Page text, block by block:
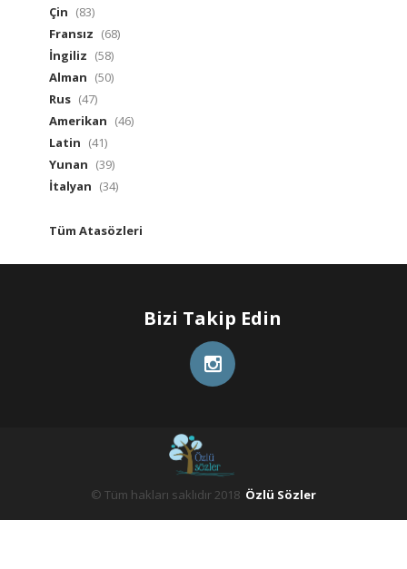
Çin (83)
Fransız (68)
İngiliz (58)
Alman (50)
Rus (47)
Amerikan (46)
Latin (41)
Yunan (39)
İtalyan (34)
Tüm Atasözleri
Bizi Takip Edin
© Tüm hakları saklıdır 2018 Özlü Sözler